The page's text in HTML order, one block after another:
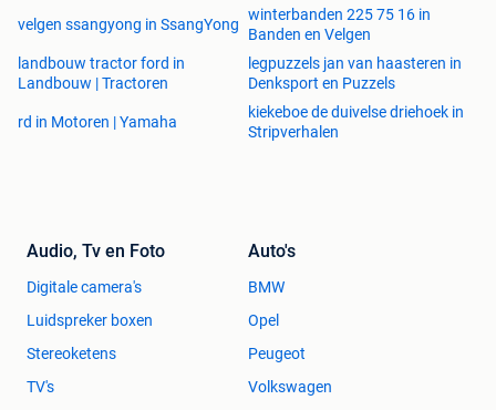
velgen ssangyong in SsangYong
winterbanden 225 75 16 in
Banden en Velgen
landbouw tractor ford in
Landbouw | Tractoren
legpuzzels jan van haasteren in
Denksport en Puzzels
rd in Motoren | Yamaha
kiekeboe de duivelse driehoek in
Stripverhalen
Audio, Tv en Foto
Digitale camera's
Luidspreker boxen
Stereoketens
TV's
Auto's
BMW
Opel
Peugeot
Volkswagen